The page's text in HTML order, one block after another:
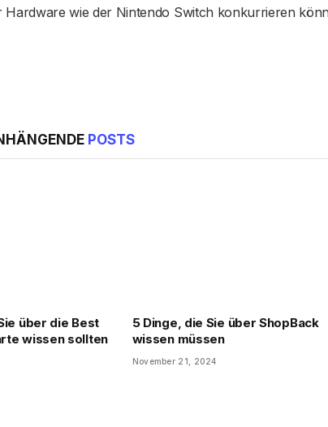
Hardware wie der Nintendo Switch konkurrieren
POSTS
über die Best
wissen sollten
5 Dinge, die Sie über ShopBack
wissen müssen
November 21, 2024